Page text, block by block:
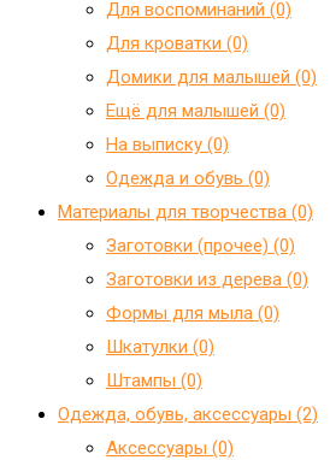
Для воспоминаний (0)
Для кроватки (0)
Домики для малышей (0)
Ещё для малышей (0)
На выписку (0)
Одежда и обувь (0)
Материалы для творчества (0)
Заготовки (прочее) (0)
Заготовки из дерева (0)
Формы для мыла (0)
Шкатулки (0)
Штампы (0)
Одежда, обувь, аксессуары (2)
Аксессуары (0)